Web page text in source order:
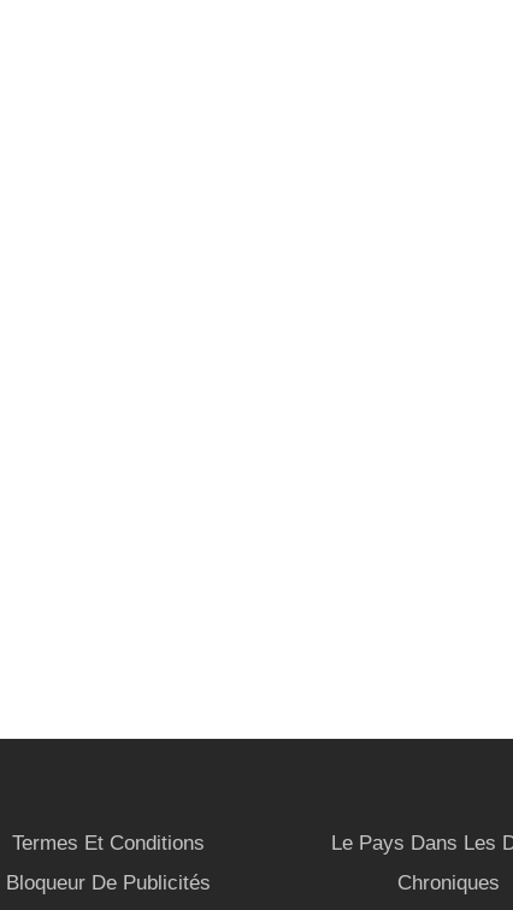
Termes Et Conditions
Bloqueur De Publicités
Le Pays Dans Les
Chroniques